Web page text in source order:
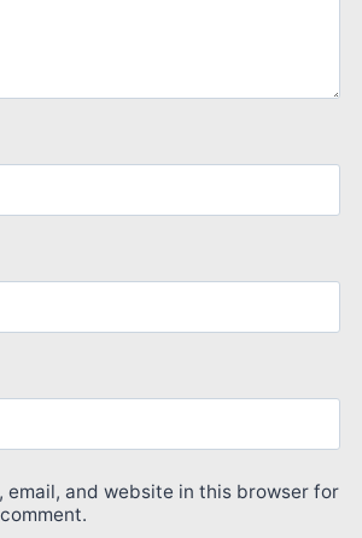
email, and website in this browser for